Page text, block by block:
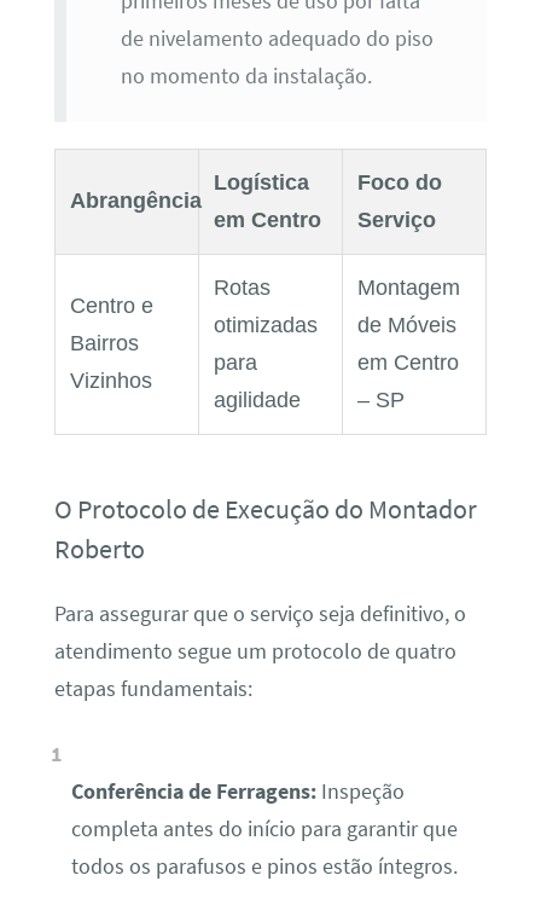
de nivelamento adequado do piso
no momento da instalação.
Abrangência
Logística
em Centro
Foco do
Serviço
Centro e
Bairros
Vizinhos
Rotas
otimizadas
para
agilidade
Montagem
de Móveis
em Centro
– SP
O Protocolo de Execução do Montador
Roberto
Para assegurar que o serviço seja definitivo, o
atendimento segue um protocolo de quatro
etapas fundamentais:
Conferência de Ferragens:Inspeção
completa antes do início para garantir que
todos os parafusos e pinos estão íntegros.